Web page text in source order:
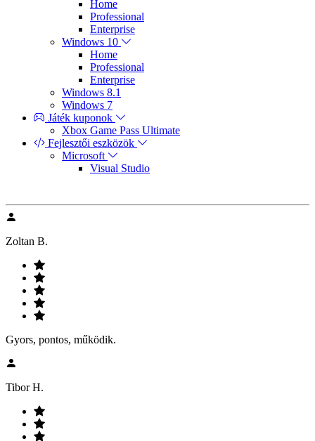
Home
Professional
Enterprise
Windows 10
Home
Professional
Enterprise
Windows 8.1
Windows 7
Játék kuponok
Xbox Game Pass Ultimate
Fejlesztői eszközök
Microsoft
Visual Studio
Zoltan B.
Gyors, pontos, működik.
Tibor H.